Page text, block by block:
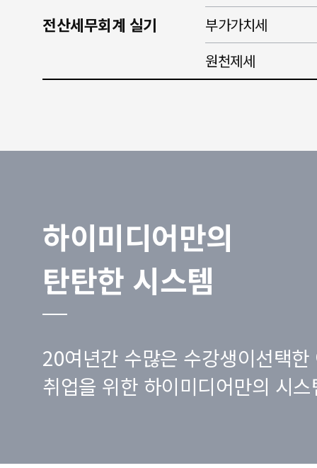
전산세무회계 실기
부가가치세
원천제세
하이미디어만의
탄탄한 시스템
20여년간 수많은 수강생이선택한
취업을 위한 하이미디어만의 시